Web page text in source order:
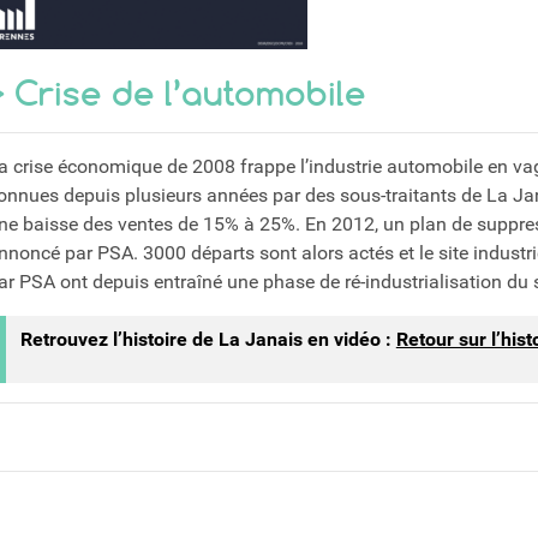
Crise de l’automobile
crise économique de 2008 frappe l’industrie automobile en
depuis plusieurs années par des sous-traitants de La
baisse des ventes de 15% à 25%. En 2012, un plan de
par PSA. 3000 départs sont alors actés et le site
PSA ont depuis entraîné une phase de ré-industrialisation du
Retrouvez l’histoire de La Janais en vidéo : Retour sur